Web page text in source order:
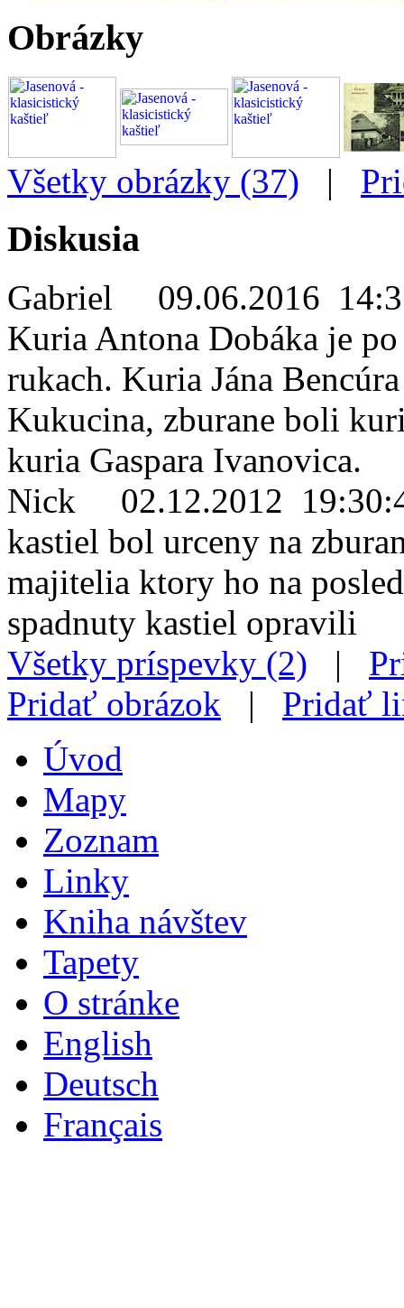
Obrázky
Všetky obrázky (37) |
Diskusia
Gabriel 09.06.2016
Kuria Antona Dobáka je
rukach. Kuria Jána
Kukucina, zburane boli
kuria Gaspara Ivanovica.
Nick 02.12.2012
kastiel bol urceny na
majitelia ktory ho na
spadnuty kastiel opravili
Všetky príspevky (2) |
Pridať obrázok | Pridať
Úvod
Mapy
Zoznam
Linky
Kniha návštev
Tapety
O stránke
English
Deutsch
Français